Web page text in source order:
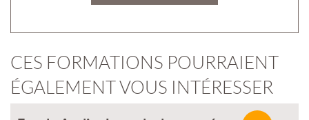
CES FORMATIONS POURRAIENT
ÉGALEMENT VOUS INTÉRESSER